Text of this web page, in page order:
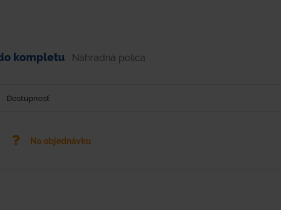
kompletu Náhradná polica
Dostupnosť
Na objednávku